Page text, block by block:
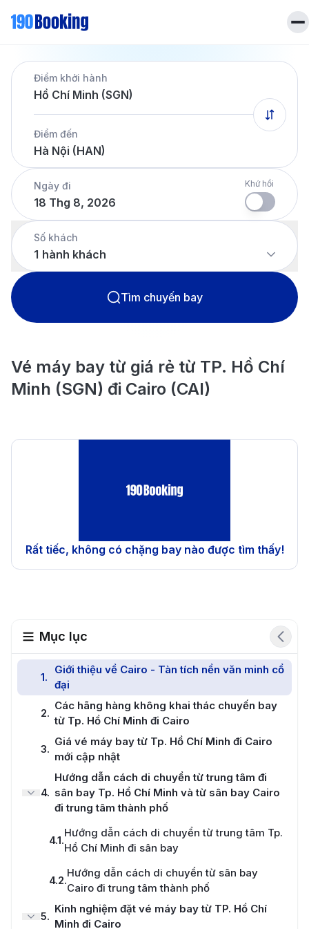
Trang chủ
Vé máy bay
Dịch vụ
Khách sạn
Tin tứcLiên hệ
Hotline
028 7303 6167
Tiếng Việt
Điểm khởi hành
Hồ Chí Minh (SGN)
Điểm đến
Hà Nội (HAN)
Ngày đi
18 Thg 8, 2026
Khứ hồi
Số khách
1 hành khách
Tìm chuyến bay
Vé máy bay từ giá rẻ từ TP. Hồ Chí
Minh (SGN) đi Cairo (CAI)
Rất tiếc, không có chặng bay nào được tìm thấy!
Mục lục
1.
Giới thiệu về Cairo - Tàn tích nền văn minh cổ
đại
2.
Các hãng hàng không khai thác chuyến bay
từ Tp. Hồ Chí Minh đi Cairo
3.
Giá vé máy bay từ Tp. Hồ Chí Minh đi Cairo
mới cập nhật
4.
Hướng dẫn cách di chuyển từ trung tâm đi
sân bay Tp. Hồ Chí Minh và từ sân bay Cairo
đi trung tâm thành phố
4.1.
Hướng dẫn cách di chuyển từ trung tâm Tp.
Hồ Chí Minh đi sân bay
4.2.
Hướng dẫn cách di chuyển từ sân bay
Cairo đi trung tâm thành phố
5.
Kinh nghiệm đặt vé máy bay từ TP. Hồ Chí
Minh đi Cairo